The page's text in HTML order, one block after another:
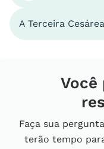
A Terceira
Você
Faça sua
terão tempo